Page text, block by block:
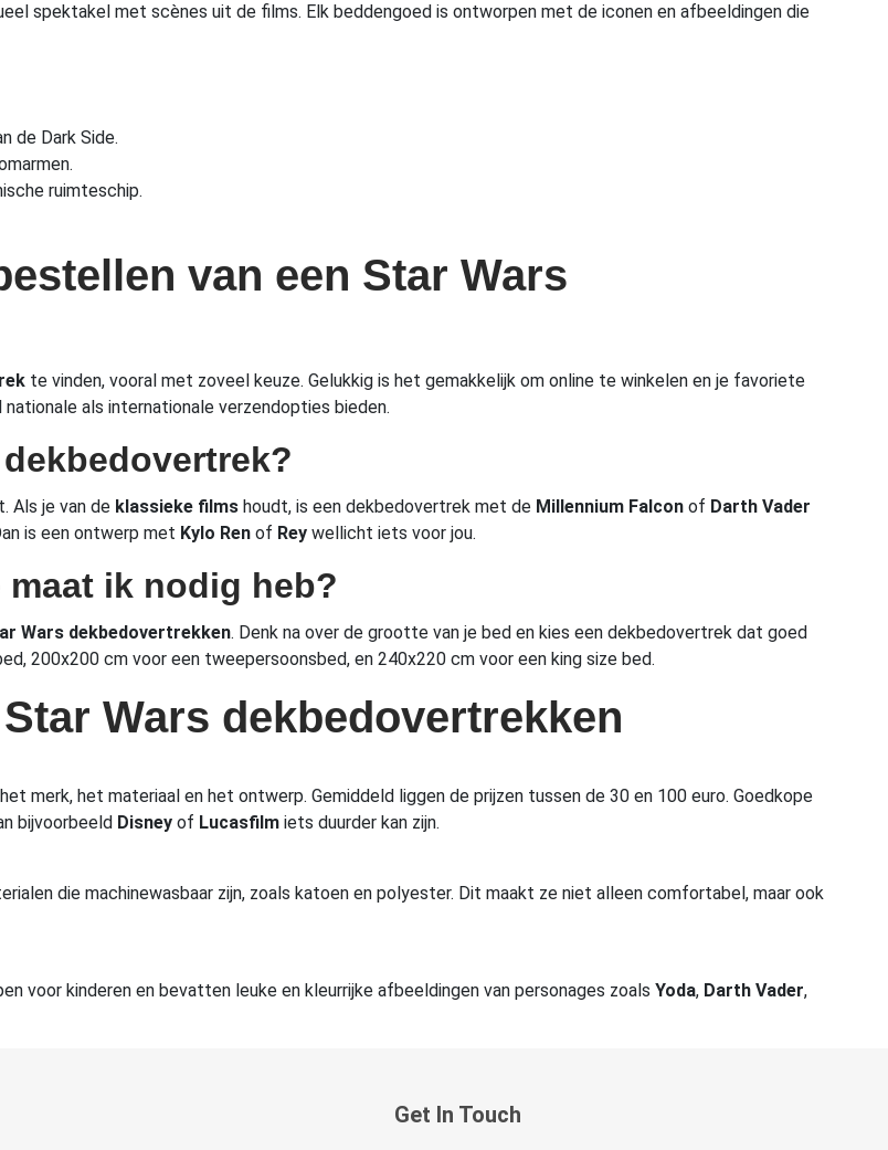
spektakel met scènes uit de films. Elk beddengoed is ontworpen met de iconen en afbeeldingen die
de Dark Side.
ruimteschip.
van een Star Wars
te vinden, vooral met zoveel keuze. Gelukkig is het gemakkelijk om online te winkelen en je favoriete
als internationale verzendopties bieden.
Als je van de klassieke films houdt, is een dekbedovertrek met de Millennium Falcon of Darth Vader
is een ontwerp met Kylo Ren of Rey wellicht iets voor jou.
maat ik nodig heb?
Wars dekbedovertrekken. Denk na over de grootte van je bed en kies een dekbedovertrek dat goed
200x200 cm voor een tweepersoonsbed, en 240x220 cm voor een king size bed.
Wars dekbedovertrekken
merk, het materiaal en het ontwerp. Gemiddeld liggen de prijzen tussen de 30 en 100 euro. Goedkope
bijvoorbeeld Disney of Lucasfilm iets duurder kan zijn.
die machinewasbaar zijn, zoals katoen en polyester. Dit maakt ze niet alleen comfortabel, maar ook
voor kinderen en bevatten leuke en kleurrijke afbeeldingen van personages zoals Yoda, Darth Vader,
Get In Touch